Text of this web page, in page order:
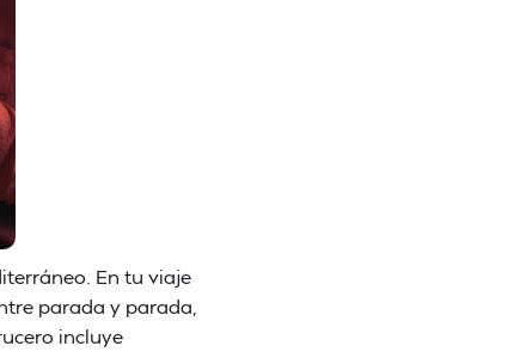
En tu viaje
parada y parada,
incluye